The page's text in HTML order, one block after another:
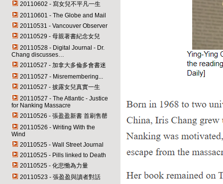
20110602 - 寫女兒不平凡一生
20110601 - The Globe and Mail
20110531 - Vancouver Observer
20110529 - 母親著書紀念女兒
20110528 - Digital Journal - Dr.
Chang discusses…
20110527 - 加拿大多倫多會書迷
20110527 - Misremembering...
20110527 - 披露女兒真實一生
20110527 - The Atlantic - Justice
for Nanking Massacre
20110526 - 張盈盈新書 首刷售罄
20110526 - Writing With the
Wind
20110525 - Wall Street Journal
20110525 - Pills linked to Death
20110525 - 化悲慟為力量
20110523 - 張盈盈與讀者對話